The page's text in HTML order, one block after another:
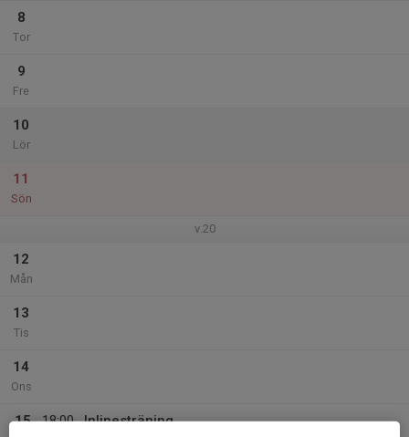
8
Tor
9
Fre
10
Lör
11
Sön
v.20
12
Mån
13
Tis
14
Ons
15
18:00
Inlinesträning